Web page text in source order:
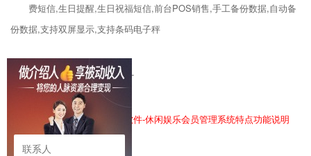
费短信,生日提醒,生日祝福短信,前台POS销售,手工备份数据,自动备
份数据,支持双屏显示,支持条码电子秤
--------------------------------------
文樾软件,商佑软件,龙佑软件-休闲娱乐会员管理系统特点功能说明